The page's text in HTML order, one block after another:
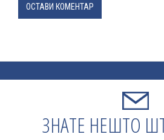
ОСТАВИ КОМЕНТАР
ЗНАТЕ НЕШТО